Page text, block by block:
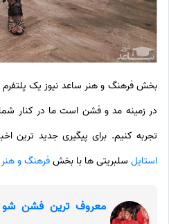
بخش فرهنگ و هنر ساعد نیوز یک پلتفرم
در زمینه مد و فشن است ما در کنار شما
تجربه کنیم. برای پیگیری جدید ترین
استایل سلبریتی ها با بخشفرهنگ و هنر
معروف ترین فشن